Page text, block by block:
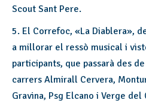
Scout Sant Pere.
5. El Correfoc, «La Diablera»,
a millorar el ressò musical i
participants, que passarà des
carrers Almirall Cervera,
Gravina, Psg Elcano i Verge del